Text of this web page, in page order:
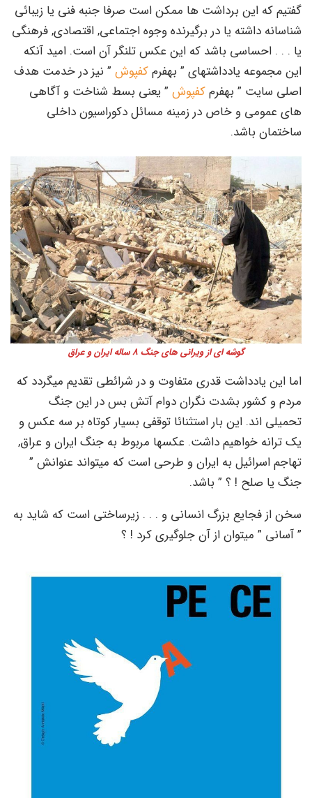
گفتیم که این برداشت ها ممکن است صرفا جنبه فنی یا زیبائی
شناسانه داشته یا در برگیرنده وجوه اجتماعی, اقتصادی, فرهنگی
یا . . . احساسی باشد که این عکس تلنگر آن است. امید آنکه
این مجموعه یادداشتهای ” بهفرمکفپوش ” نیز در خدمت هدف
اصلی سایت ” بهفرمکفپوش ” یعنی بسط شناخت و آگاهی
های عمومی و خاص در زمینه مسائل دکوراسیون داخلی
ساختمان باشد.
گوشه ای از ویرانی های جنگ 8 ساله ایران و عراق
اما این یادداشت قدری متفاوت و در شرائطی تقدیم میگردد که
مردم و کشور بشدت نگران دوام آتش بس در این جنگ
تحمیلی اند. این بار استثنائا توقفی بسیار کوتاه بر سه عکس و
یک ترانه خواهیم داشت. عکسها مربوط به جنگ ایران و عراق,
تهاجم اسرائیل به ایران و طرحی است که میتواند عنوانش ”
جنگ یا صلح ! ؟ ” باشد.
سخن از فجایع بزرگ انسانی و . . . زیرساختی است که شاید به
” آسانی ” میتوان از آن جلوگیری کرد ! ؟